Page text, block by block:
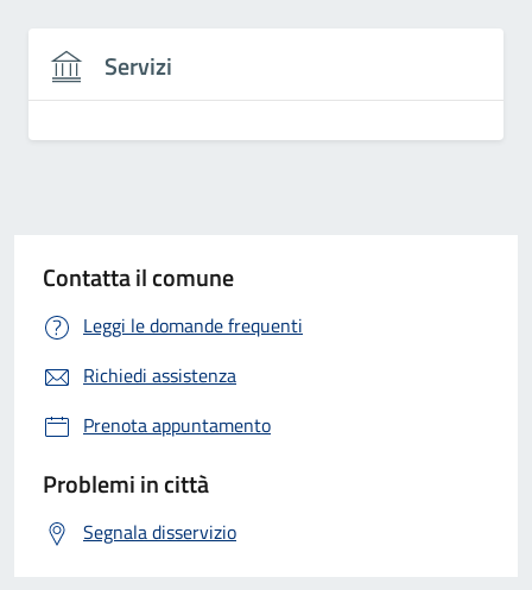
Servizi
Contatta il comune
Leggi le domande frequenti
Richiedi assistenza
Prenota appuntamento
Problemi in città
Segnala disservizio